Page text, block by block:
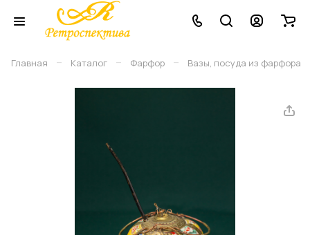
Главная – Каталог – Фарфор – Вазы, посуда из фарфора